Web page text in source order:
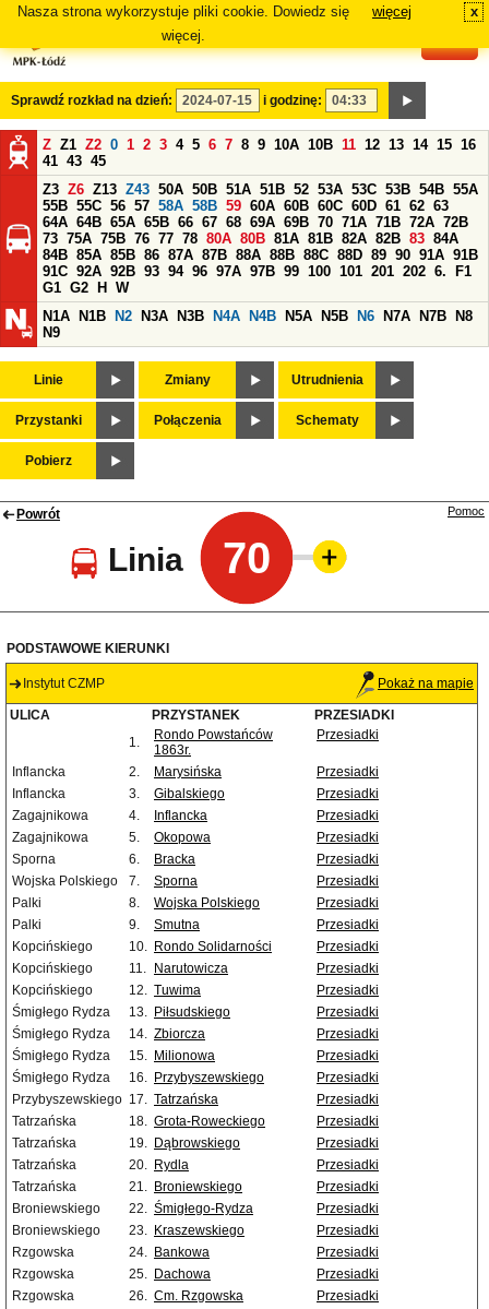
Nasza strona wykorzystuje pliki cookie. Dowiedz się
więcej.
więcej x
Sprawdź rozkład na dzień: i godzinę:
Z Z1 Z2 0 1 2 3 4 5 6 7 8 9 10A 10B 11 12 13 14 15 16
41 43 45
Z3 Z6 Z13 Z43 50A 50B 51A 51B 52 53A 53C 53B 54B 55A
55B 55C 56 57 58A 58B 59 60A 60B 60C 60D 61 62 63
64A 64B 65A 65B 66 67 68 69A 69B 70 71A 71B 72A 72B
73 75A 75B 76 77 78 80A 80B 81A 81B 82A 82B 83 84A
84B 85A 85B 86 87A 87B 88A 88B 88C 88D 89 90 91A 91B
91C 92A 92B 93 94 96 97A 97B 99 100 101 201 202 6.
F1
G1 G2 H
W
N1A
N1B N2 N3A N3B N4A N4B N5A N5B N6 N7A N7B
N8
N9
Linie Zmiany Utrudnienia
Przystanki Połączenia Schematy
Pobierz
Powrót
Linia 70
Pomoc
PODSTAWOWE KIERUNKI
Instytut CZMP Pokaż na mapie
ULICA PRZYSTANEK
PRZESIADKI
1.
Rondo Powstańców
1863r.
Przesiadki
Inflancka 2. Marysińska
Przesiadki
Inflancka
3. Gibalskiego
Przesiadki
Zagajnikowa
4. Inflancka
Przesiadki
Zagajnikowa
5. Okopowa
Przesiadki
Sporna
6. Bracka
Przesiadki
Wojska Polskiego
7. Sporna
Przesiadki
Palki
8. Wojska Polskiego
Przesiadki
Palki
9. Smutna
Przesiadki
Kopcińskiego
10. Rondo Solidarności
Przesiadki
Kopcińskiego
11. Narutowicza
Przesiadki
Kopcińskiego
12. Tuwima
Przesiadki
Śmigłego Rydza
13. Piłsudskiego
Przesiadki
Śmigłego Rydza
14. Zbiorcza
Przesiadki
Śmigłego Rydza
15. Milionowa
Przesiadki
Śmigłego Rydza
16. Przybyszewskiego
Przesiadki
Przybyszewskiego 17. Tatrzańska
Przesiadki
Tatrzańska
18. Grota-Roweckiego
Przesiadki
Tatrzańska
19. Dąbrowskiego
Przesiadki
Tatrzańska
20. Rydla
Przesiadki
Tatrzańska
21. Broniewskiego
Przesiadki
Broniewskiego
22. Śmigłego-Rydza
Przesiadki
Broniewskiego
23. Kraszewskiego
Przesiadki
Rzgowska
24. Bankowa
Przesiadki
Rzgowska
25. Dachowa
Przesiadki
Rzgowska
26. Cm. Rzgowska
Przesiadki